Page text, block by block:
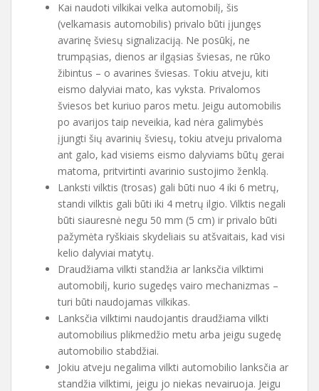
Kai naudoti vilkikai velka automobilį, šis
(velkamasis automobilis) privalo būti įjungęs
avarinę šviesų signalizaciją. Ne posūkį, ne
trumpąsias, dienos ar ilgąsias šviesas, ne rūko
žibintus – o avarines šviesas. Tokiu atveju, kiti
eismo dalyviai mato, kas vyksta. Privalomos
šviesos bet kuriuo paros metu. Jeigu automobilis
po avarijos taip neveikia, kad nėra galimybės
įjungti šių avarinių šviesų, tokiu atveju privaloma
ant galo, kad visiems eismo dalyviams būtų gerai
matoma, pritvirtinti avarinio sustojimo ženklą.
Lanksti vilktis (trosas) gali būti nuo 4 iki 6 metrų,
standi vilktis gali būti iki 4 metrų ilgio. Vilktis negali
būti siauresnė negu 50 mm (5 cm) ir privalo būti
pažymėta ryškiais skydeliais su atšvaitais, kad visi
kelio dalyviai matytų.
Draudžiama vilkti standžia ar lanksčia vilktimi
automobilį, kurio sugedęs vairo mechanizmas –
turi būti naudojamas vilkikas.
Lanksčia vilktimi naudojantis draudžiama vilkti
automobilius plikmedžio metu arba jeigu sugedę
automobilio stabdžiai.
Jokiu atveju negalima vilkti automobilio lanksčia ar
standžia vilktimi, jeigu jo niekas nevairuoja. Jeigu